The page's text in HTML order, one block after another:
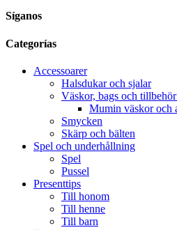
Síganos
Categorías
Accessoarer
Halsdukar och sjalar
Väskor, bags och
Mumin väskor och
Smycken
Skärp och bälten
Spel och underhållning
Spel
Pussel
Presenttips
Till honom
Till henne
Till barn